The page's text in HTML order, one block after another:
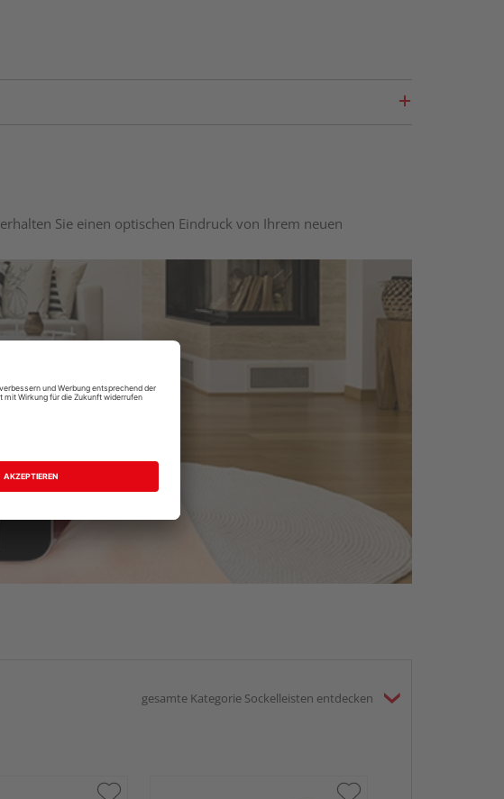
Sie einen optischen Eindruck von Ihrem neuen
gesamte Kategorie Sockelleisten entdecken